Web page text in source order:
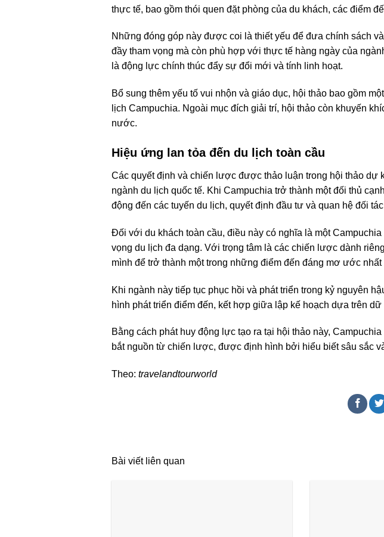
thực tế, bao gồm thói quen đặt phòng của du khách, các điểm
Những đóng góp này được coi là thiết yếu để đưa chính sách
đầy tham vọng mà còn phù hợp với thực tế hàng ngày của
là động lực chính thúc đẩy sự đổi mới và tính linh hoạt.
Bổ sung thêm yếu tố vui nhộn và giáo dục, hội thảo bao gồm
lịch Campuchia. Ngoài mục đích giải trí, hội thảo còn khuyến
nước.
Hiệu ứng lan tỏa đến du lịch toàn cầu
Các quyết định và chiến lược được thảo luận trong hội thảo dự
ngành du lịch quốc tế. Khi Campuchia trở thành một đối thủ
động đến các tuyến du lịch, quyết định đầu tư và quan hệ đối
Đối với du khách toàn cầu, điều này có nghĩa là một
vọng du lịch đa dạng. Với trọng tâm là các chiến lược dành
mình để trở thành một trong những điểm đến đáng mơ ước
Khi ngành này tiếp tục phục hồi và phát triển trong kỷ nguyên
hình phát triển điểm đến, kết hợp giữa lập kế hoạch dựa trên
Bằng cách phát huy động lực tạo ra tại hội thảo này,
bắt nguồn từ chiến lược, được định hình bởi hiểu biết sâu sắc
Theo: travelandtourworld
Bài viết liên quan